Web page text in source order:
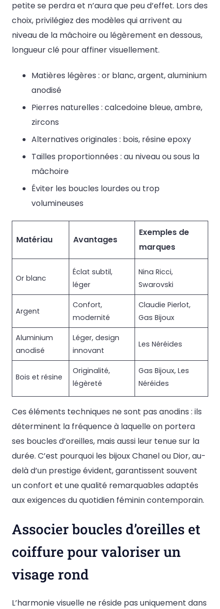
petite se perdra et n’aura que peu d’effet. Lors des
choix, privilégiez des modèles qui arrivent au
niveau de la mâchoire ou légèrement en dessous,
longueur clé pour affiner visuellement.
Matières légères : or blanc, argent, aluminium
anodisé
Pierres naturelles : calcedoine bleue, ambre,
zircons
Alternatives originales : bois, résine epoxy
Tailles proportionnées : au niveau ou sous la
mâchoire
Éviter les boucles lourdes ou trop
volumineuses
Matériau Avantages
Exemples de
marques
Or blanc
Éclat subtil,
léger
Nina Ricci,
Swarovski
Argent
Confort,
modernité
Claudie Pierlot,
Gas Bijoux
Aluminium
anodisé
Léger, design
innovant
Les Néréides
Bois et résine
Originalité,
légèreté
Gas Bijoux, Les
Néréides
Ces éléments techniques ne sont pas anodins : ils
déterminent la fréquence à laquelle on portera
ses boucles d’oreilles, mais aussi leur tenue sur la
durée. C’est pourquoi les bijoux Chanel ou Dior, au-
delà d’un prestige évident, garantissent souvent
un confort et une qualité remarquables adaptés
aux exigences du quotidien féminin contemporain.
Associer boucles d’oreilles et
coiffure pour valoriser un
visage rond
L’harmonie visuelle ne réside pas uniquement dans